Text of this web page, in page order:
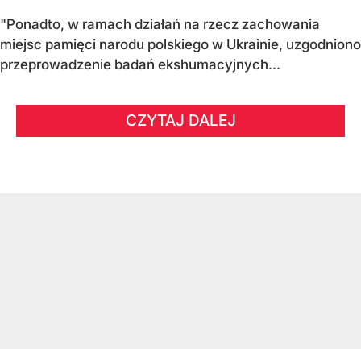
"Ponadto, w ramach działań na rzecz zachowania
miejsc pamięci narodu polskiego w Ukrainie, uzgodniono
przeprowadzenie badań ekshumacyjnych...
CZYTAJ DALEJ